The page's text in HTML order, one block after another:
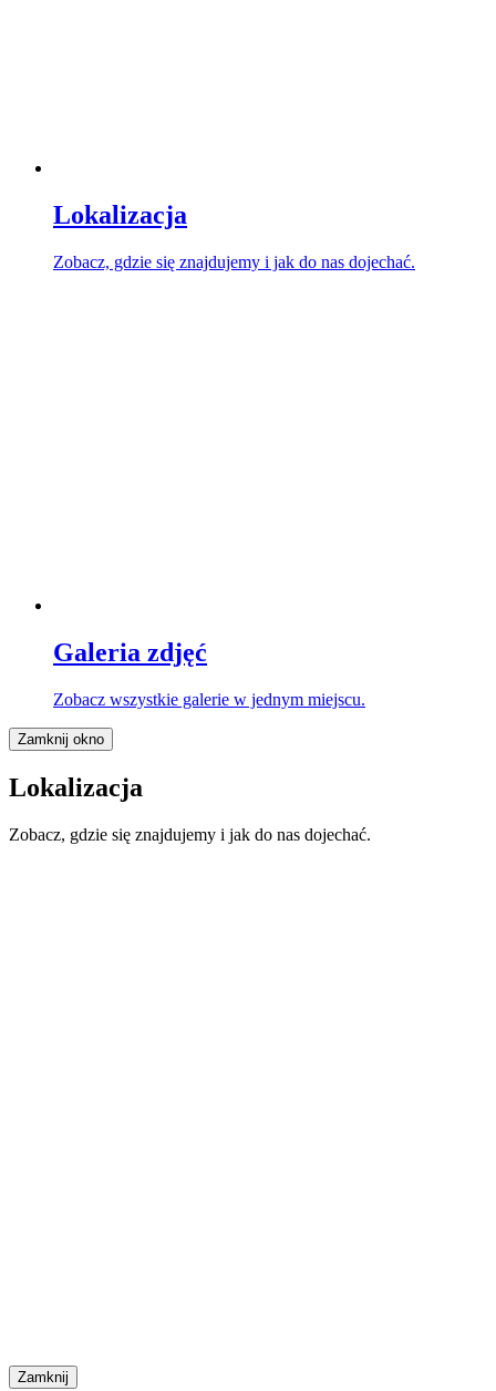
Lokalizacja
Zobacz, gdzie się znajdujemy i jak do nas dojechać.
Galeria zdjęć
Zobacz wszystkie galerie w jednym miejscu.
Zamknij okno
Lokalizacja
Zobacz, gdzie się znajdujemy i jak do nas dojechać.
Zamknij